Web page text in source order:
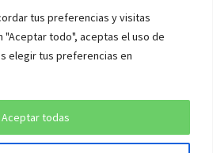
tus preferencias y visitas
"Aceptar todo", aceptas el uso de
elegir tus preferencias en
Aceptar todas